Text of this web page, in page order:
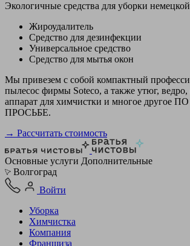
Экологичные средства для уборки
Жироудалитель
Средство для дезинфекции
Универсальное средство
Средство для мытья окон
Мы привезем с собой компактный
пылесос фирмы Soteco, а также утюг, ведро,
аппарат для химчистки и многое другое
ПРОСЬБЕ.
→ Рассчитать стоимость
Основные услуги Дополнительные
Волгоград
Войти
Уборка
Химчистка
Компания
Франшиза